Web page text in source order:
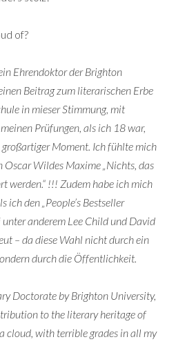
of?
Ehrendoktor der Brighton
Beitrag zum literarischen Erbe
in mieser Stimmung, mit
Prüfungen, als ich 18 war,
Moment. Ich fühlte mich
Oscar Wildes Maxime „Nichts, das
werden.“ !!! Zudem habe ich mich
ich den „People’s Bestseller
unter anderem Lee Child und David
– da diese Wahl nicht durch ein
durch die Öffentlichkeit.
Doctorate by Brighton University,
to the literary heritage of
cloud, with terrible grades in all my